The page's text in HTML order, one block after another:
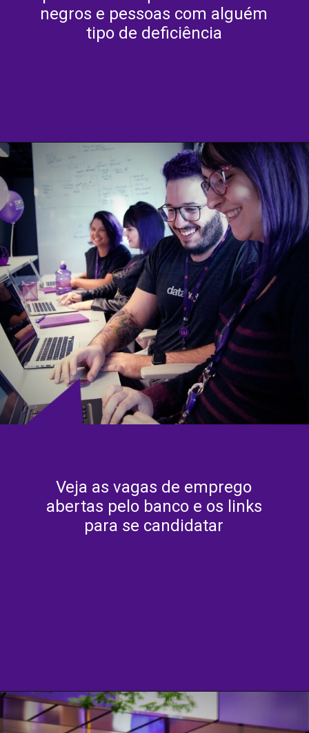
negros e pessoas com alguém
tipo de deficiência
Veja as vagas de emprego
abertas pelo banco e os links
para se candidatar
Opening